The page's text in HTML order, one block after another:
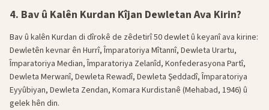
4. Bav û Kalên Kurdan Kîjan Dewletan Ava Kirin?
Bav û kalên Kurdan di dîrokê de zêdetirî 50 dewlet û keyanî ava kirine:
Dewletên kevnar ên Hurrî, Împaratoriya Mîtannî, Dewleta Urartu,
Împaratoriya Median, Împaratoriya Zelanîd, Konfederasyona Partî,
Dewleta Merwanî, Dewleta Rewadî, Dewleta Şeddadî, Împaratoriya
Eyyûbiyan, Dewleta Zendan, Komara Kurdistanê (Mehabad, 1946) û
gelek hên din.